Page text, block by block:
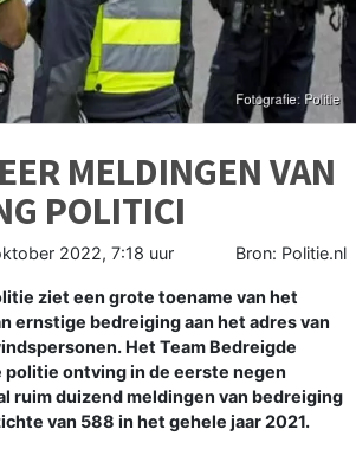
MELDINGEN VAN
POLITICI
2022, 7:18 uur Bron: Politie.nl
ziet een grote toename van het
ernstige bedreiging aan het adres van
Het Team Bedreigde
politie ontving in de eerste negen
ruim duizend meldingen van bedreiging
van 588 in het gehele jaar 2021.